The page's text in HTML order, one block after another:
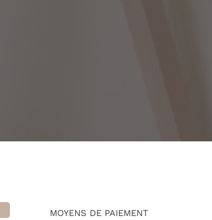
MOYENS DE PAIEMENT